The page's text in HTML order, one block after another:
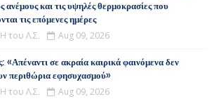
ανέμους και τις υψηλές θερμοκρασίες που
τις επόμενες ημέρες
του Λ.Σ. Aug 09, 2026
«Απέναντι σε ακραία καιρικά φαινόμενα δεν
περιθώρια εφησυχασμού»
του Λ.Σ. Aug 09, 2026